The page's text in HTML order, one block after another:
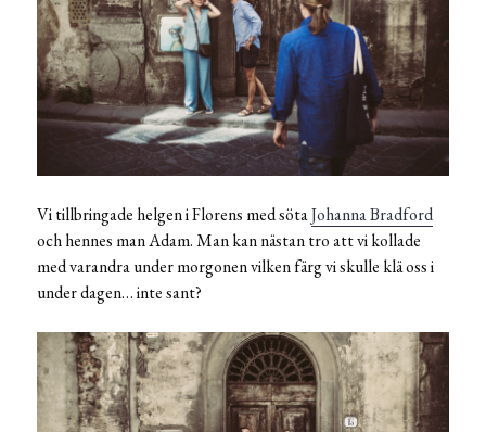
Vi tillbringade helgen i Florens med sötaJohanna Bradford
och hennes man Adam. Man kan nästan tro att vi kollade
med varandra under morgonen vilken färg vi skulle klä oss i
under dagen… inte sant?